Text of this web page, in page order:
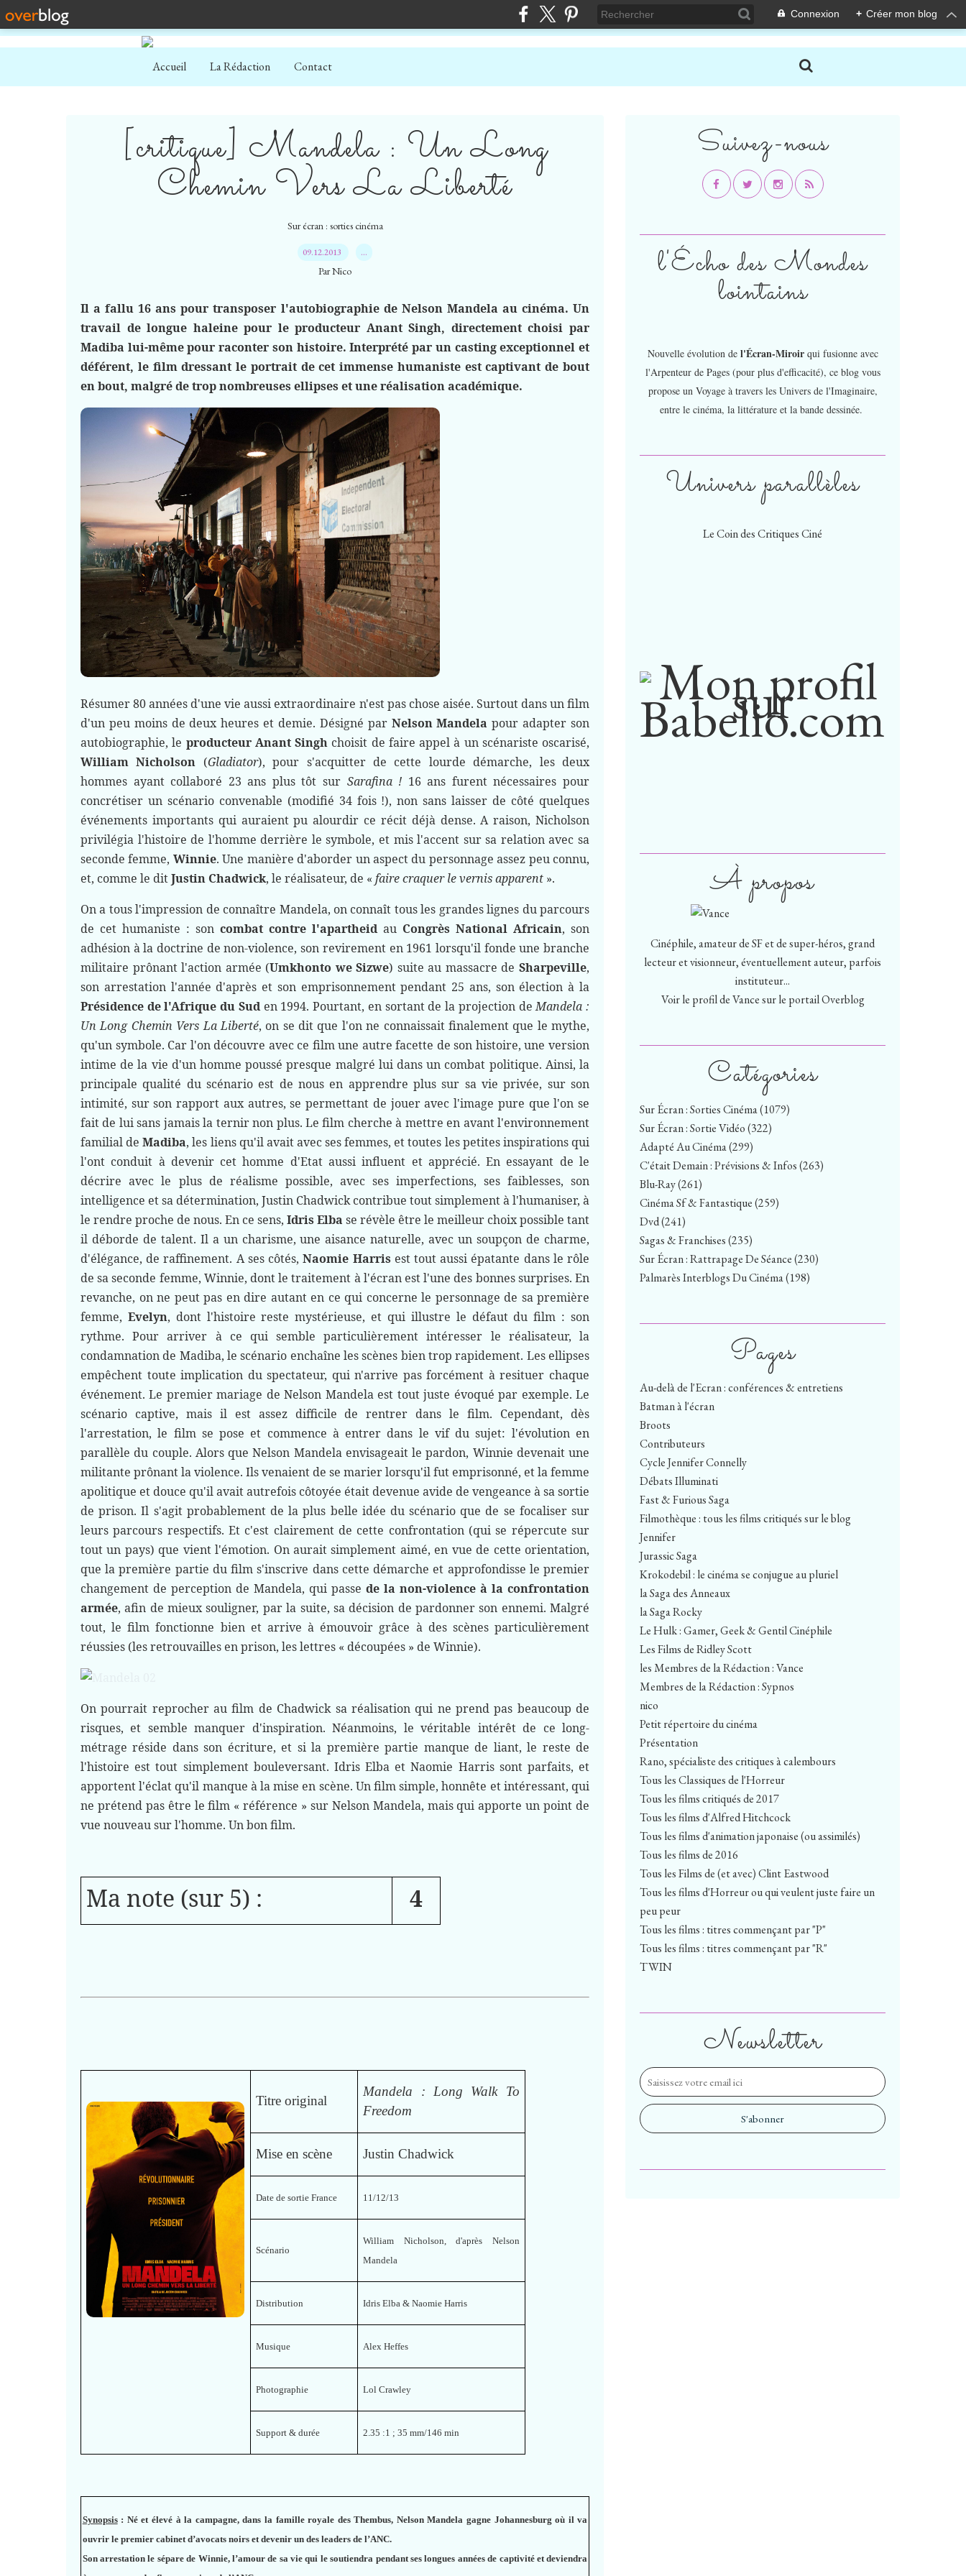
Connexion + Créer mon blog
Accueil La Rédaction Contact
[critique] Mandela : Un Long
Chemin Vers La Liberté
Sur écran : sorties cinéma
09.12.2013 …
Par Nico
Il a fallu 16 ans pour transposer l'autobiographie de Nelson Mandela au cinéma. Un
travail de longue haleine pour le producteur Anant Singh, directement choisi par
Madiba lui-même pour raconter son histoire. Interprété par un casting exceptionnel et
déférent, le film dressant le portrait de cet immense humaniste est captivant de bout
en bout, malgré de trop nombreuses ellipses et une réalisation académique.
Résumer 80 années d'une vie aussi extraordinaire n'est pas chose aisée. Surtout dans un film
d'un peu moins de deux heures et demie. Désigné par Nelson Mandela pour adapter son
autobiographie, le producteur Anant Singh choisit de faire appel à un scénariste oscarisé,
William Nicholson (Gladiator), pour s'acquitter de cette lourde démarche, les deux
hommes ayant collaboré 23 ans plus tôt sur Sarafina ! 16 ans furent nécessaires pour
concrétiser un scénario convenable (modifié 34 fois !), non sans laisser de côté quelques
événements importants qui auraient pu alourdir ce récit déjà dense. A raison, Nicholson
privilégia l'histoire de l'homme derrière le symbole, et mis l'accent sur sa relation avec sa
seconde femme, Winnie. Une manière d'aborder un aspect du personnage assez peu connu,
et, comme le ditJustin Chadwick, le réalisateur, de « faire craquer le vernis apparent ».
On a tous l'impression de connaître Mandela, on connaît tous les grandes lignes du parcours
de cet humaniste : son combat contre l'apartheidau Congrès National Africain, son
adhésion à la doctrine de non-violence, son revirement en 1961 lorsqu'il fonde une branche
militaire prônant l'action armée (Umkhonto we Sizwe) suite au massacre deSharpeville,
son arrestation l'année d'après et son emprisonnement pendant 25 ans, son élection à la
Présidence de l'Afrique du Suden 1994. Pourtant, en sortant de la projection deMandela :
Un Long Chemin Vers La Liberté, on se dit que l'on ne connaissait finalement que le mythe,
qu'un symbole. Car l'on découvre avec ce film une autre facette de son histoire, une version
intime de la vie d'un homme poussé presque malgré lui dans un combat politique. Ainsi, la
principale qualité du scénario est de nous en apprendre plus sur sa vie privée, sur son
intimité, sur son rapport aux autres, se permettant de jouer avec l'image pure que l'on se
fait de lui sans jamais la ternir non plus. Le film cherche à mettre en avant l'environnement
familial deMadiba, les liens qu'il avait avec ses femmes, et toutes les petites inspirations qui
l'ont conduit à devenir cet homme d'Etat aussi influent et apprécié. En essayant de le
décrire avec le plus de réalisme possible, avec ses imperfections, ses faiblesses, son
intelligence et sa détermination, Justin Chadwick contribue tout simplement à l'humaniser, à
le rendre proche de nous. En ce sens, Idris Elba se révèle être le meilleur choix possible tant
il déborde de talent. Il a un charisme, une aisance naturelle, avec un soupçon de charme,
d'élégance, de raffinement. A ses côtés,Naomie Harris est tout aussi épatante dans le rôle
de sa seconde femme, Winnie, dont le traitement à l'écran est l'une des bonnes surprises. En
revanche, on ne peut pas en dire autant en ce qui concerne le personnage de sa première
femme, Evelyn, dont l'histoire reste mystérieuse, et qui illustre le défaut du film : son
rythme. Pour arriver à ce qui semble particulièrement intéresser le réalisateur, la
condamnation de Madiba, le scénario enchaîne les scènes bien trop rapidement. Les ellipses
empêchent toute implication du spectateur, qui n'arrive pas forcément à resituer chaque
événement. Le premier mariage de Nelson Mandela est tout juste évoqué par exemple. Le
scénario captive, mais il est assez difficile de rentrer dans le film. Cependant, dès
l'arrestation, le film se pose et commence à entrer dans le vif du sujet: l'évolution en
parallèle du couple. Alors que Nelson Mandela envisageait le pardon, Winnie devenait une
militante prônant la violence. Ils venaient de se marier lorsqu'il fut emprisonné, et la femme
apolitique et douce qu'il avait autrefois côtoyée était devenue avide de vengeance à sa sortie
de prison. Il s'agit probablement de la plus belle idée du scénario que de se focaliser sur
leurs parcours respectifs. Et c'est clairement de cette confrontation (qui se répercute sur
tout un pays) que vient l'émotion. On aurait simplement aimé, en vue de cette orientation,
que la première partie du film s'inscrive dans cette démarche et approfondisse le premier
changement de perception de Mandela, qui passe de la non-violence à la confrontation
armée, afin de mieux souligner, par la suite, sa décision de pardonner son ennemi. Malgré
tout, le film fonctionne bien et arrive à émouvoir grâce à des scènes particulièrement
réussies (les retrouvailles en prison, les lettres « découpées » de Winnie).
On pourrait reprocher au film de Chadwick sa réalisation qui ne prend pas beaucoup de
risques, et semble manquer d'inspiration. Néanmoins, le véritable intérêt de ce long-
métrage réside dans son écriture, et si la première partie manque de liant, le reste de
l'histoire est tout simplement bouleversant. Idris Elba et Naomie Harris sont parfaits, et
apportent l'éclat qu'il manque à la mise en scène. Un film simple, honnête et intéressant, qui
ne prétend pas être le film « référence » sur Nelson Mandela, mais qui apporte un point de
vue nouveau sur l'homme. Un bon film.
Ma note (sur 5) : 4
Titre original
Mandela : Long Walk To
Freedom
Mise en scène Justin Chadwick
Date de sortie France 11/12/13
Scénario
William Nicholson, d'après Nelson
Mandela
Distribution Idris Elba & Naomie Harris
Musique Alex Heffes
Photographie Lol Crawley
Support & durée 2.35 :1 ; 35 mm/146 min
Synopsis: Né et élevé à la campagne, dans la famille royale des Thembus, Nelson Mandela gagne Johannesburg où il va
ouvrir le premier cabinet d’avocats noirs et devenir un des leaders de l’ANC.
Son arrestation le sépare de Winnie, l’amour de sa vie qui le soutiendra pendant ses longues années de captivité et deviendra
Newsletter
Catégories
Sur Écran : Sorties Cinéma(1079)
Sur Écran : Sortie Vidéo(322)
Adapté Au Cinéma(299)
C'était Demain : Prévisions & Infos(263)
Blu-Ray(261)
Cinéma Sf & Fantastique(259)
Dvd(241)
Sagas & Franchises(235)
Sur Écran : Rattrapage De Séance(230)
Palmarès Interblogs Du Cinéma(198)
Pages
Au-delà de l'Ecran : conférences & entretiens
Batman à l'écran
Broots
Contributeurs
Cycle Jennifer Connelly
Débats Illuminati
Fast & Furious Saga
Filmothèque : tous les films critiqués sur le blog
Jennifer
Jurassic Saga
Krokodebil : le cinéma se conjugue au pluriel
la Saga des Anneaux
la Saga Rocky
Le Hulk : Gamer, Geek & Gentil Cinéphile
Les Films de Ridley Scott
les Membres de la Rédaction : Vance
Membres de la Rédaction : Sypnos
nico
Petit répertoire du cinéma
Présentation
Rano, spécialiste des critiques à calembours
Tous les Classiques de l'Horreur
Tous les films critiqués de 2017
Tous les films d'Alfred Hitchcock
Tous les films d'animation japonaise (ou assimilés)
Tous les films de 2016
Tous les Films de (et avec) Clint Eastwood
Tous les films d'Horreur ou qui veulent juste faire un
peu peur
Tous les films : titres commençant par "P"
Tous les films : titres commençant par "R"
TWIN
Suivez-nous
À propos
Cinéphile, amateur de SF et de super-héros, grand
lecteur et visionneur, éventuellement auteur, parfois
instituteur...
Voir le profil deVancesur le portail Overblog
Univers parallèles
Le Coin des Critiques Ciné
l'Écho des Mondes
lointains
Nouvelle évolution de l'Écran-Miroir qui fusionne avec
l'Arpenteur de Pages (pour plus d'efficacité), ce blog vous
propose un Voyage à travers les Univers de l'Imaginaire,
entre le cinéma, la littérature et la bande dessinée.